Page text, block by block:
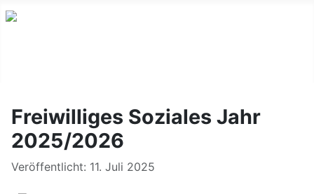
Freiwilliges Soziales Jahr
2025/2026
Details
Veröffentlicht: 11. Juli 2025